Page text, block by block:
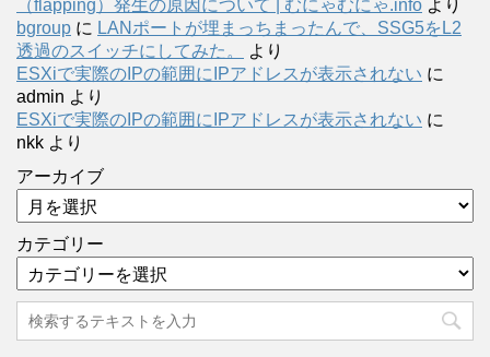
（flapping）発生の原因について | むにゃむにゃ.info より
bgroup に LANポートが埋まっちまったんで、SSG5をL2
透過のスイッチにしてみた。
より
ESXiで実際のIPの範囲にIPアドレスが表示されない に
admin より
ESXiで実際のIPの範囲にIPアドレスが表示されない に
nkk より
アーカイブ
カテゴリー